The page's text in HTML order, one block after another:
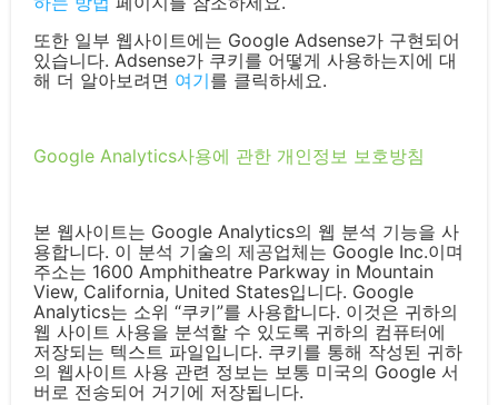
또한 일부 웹사이트에는 Google Adsense가 구현되어
있습니다. Adsense가 쿠키를 어떻게 사용하는지에 대
해 더 알아보려면 여기를 클릭하세요.
Google Analytics사용에 관한 개인정보 보호방침
본 웹사이트는 Google Analytics의 웹 분석 기능을 사
용합니다. 이 분석 기술의 제공업체는 Google Inc.이며
주소는 1600 Amphitheatre Parkway in Mountain
View, California, United States입니다. Google
Analytics는 소위 “쿠키”를 사용합니다. 이것은 귀하의
웹 사이트 사용을 분석할 수 있도록 귀하의 컴퓨터에
저장되는 텍스트 파일입니다. 쿠키를 통해 작성된 귀하
의 웹사이트 사용 관련 정보는 보통 미국의 Google 서
버로 전송되어 거기에 저장됩니다.